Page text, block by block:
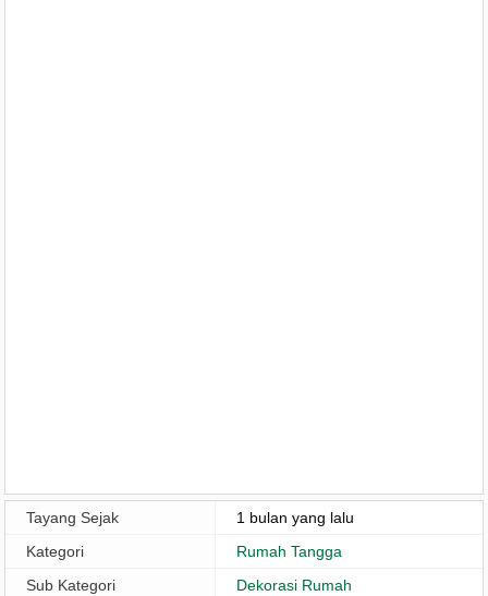
Tayang Sejak
1 bulan yang lalu
Kategori
Rumah Tangga
Sub Kategori
Dekorasi Rumah